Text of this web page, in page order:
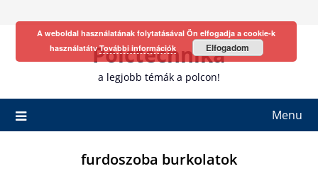
Polctechnika
a legjobb témák a polcon!
Menu
furdoszoba burkolatok
A weboldal használatának folytatásával Ön elfogadja a cookie-k
használatátvTovábbi információk Elfogadom